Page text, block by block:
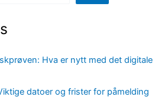
Hva er nytt med det digitale
datoer og frister for påmelding